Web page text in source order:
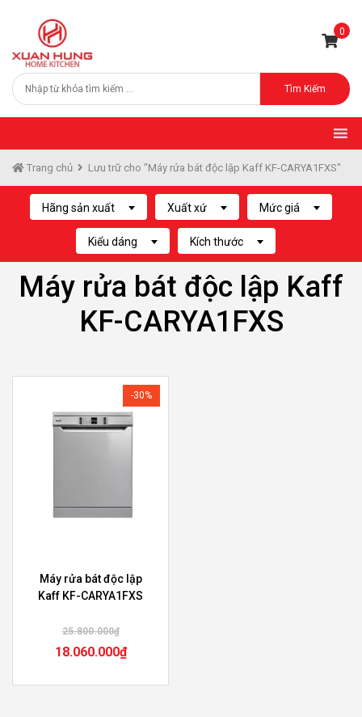
0
Tìm Kiếm
Trang chủ Lưu trữ cho "Máy rửa bát độc lập Kaff KF-CARYA1FXS"
Hãng sản xuất Xuất xứ Mức giá
Kiểu dáng Kích thước
Máy rửa bát độc lập Kaff
KF-CARYA1FXS
-30%
Máy rửa bát độc lập
Kaff KF-CARYA1FXS
25.800.000₫
18.060.000₫